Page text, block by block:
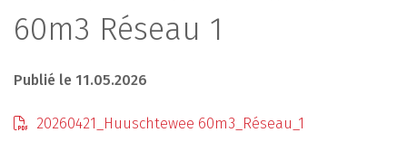
60m3 Réseau 1
Publié le 11.05.2026
20260421_Huuschtewee 60m3_Réseau_1